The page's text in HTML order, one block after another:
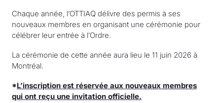
Chaque année, l’OTTIAQ délivre des permis à ses
nouveaux membres en organisant une cérémonie pour
célébrer leur entrée à l’Ordre.
La cérémonie de cette année aura lieu le 11 juin 2026 à
Montréal.
*L’inscription est réservée aux nouveaux membres
qui ont reçu une invitation officielle.